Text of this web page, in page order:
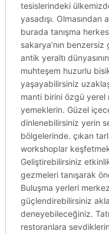
tesislerindeki
yasadışı.
burada tanışma
sakarya’nın benzersiz
antik yeraltı
muhteşem huzurlu
yaşayabilirsiniz
manti birini özgü yerel
yemeklerin. Güzel
dinlenebilirsiniz yerin
bölgelerinde. çıkan
workshoplar
Geliştirebilirsiniz
gezmeleri tanışarak
Buluşma yerleri
güçlendirebilirsiniz
deneyebileceğiniz.
restoranlara